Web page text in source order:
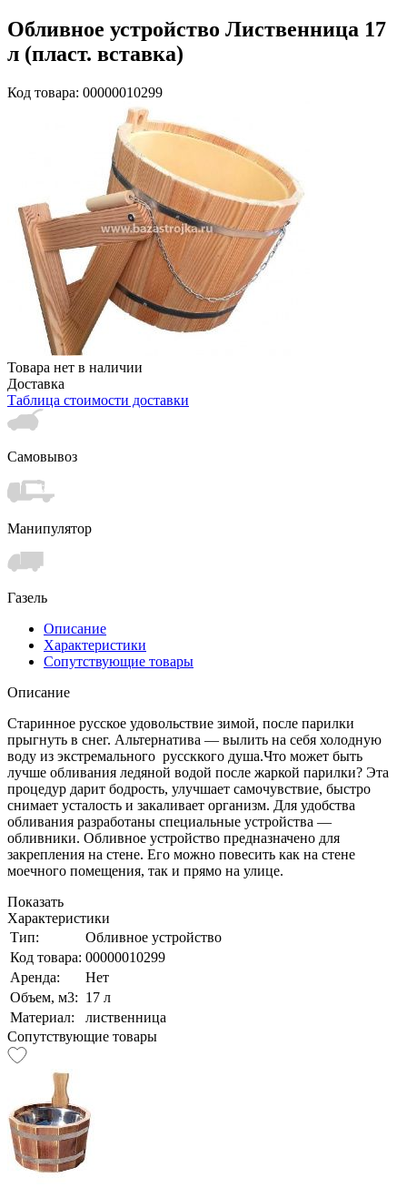
Обливное устройство Лиственница 17
л (пласт. вставка)
Код товара: 00000010299
Товара нет в наличии
Доставка
Таблица стоимости доставки
Самовывоз
Манипулятор
Газель
Описание
Характеристики
Сопутствующие товары
Описание
Старинное русское удовольствие зимой, после парилки
прыгнуть в снег. Альтернатива — вылить на себя холодную
воду из экстремального руссккого душа.Что может быть
лучше обливания ледяной водой после жаркой парилки? Эта
процедур дарит бодрость, улучшает самочувствие, быстро
снимает усталость и закаливает организм. Для удобства
обливания разработаны специальные устройства —
обливники. Обливное устройство предназначено для
закрепления на стене. Его можно повесить как на стене
моечного помещения, так и прямо на улице.
Показать
Характеристики
Тип:
Обливное устройство
Код товара: 00000010299
Аренда:
Нет
Объем, м3: 17 л
Материал:
лиственница
Сопутствующие товары